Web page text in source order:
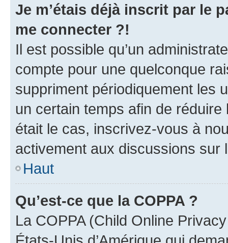
Je m’étais déjà inscrit par le
me connecter ?!
Il est possible qu’un
compte pour une quelconque
suppriment périodiquement les
un certain temps afin de
était le cas, inscrivez-vous à
activement aux discussions sur
Haut
Qu’est-ce que la COPPA ?
La COPPA (Child Online